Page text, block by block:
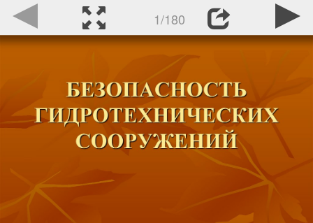
1/180